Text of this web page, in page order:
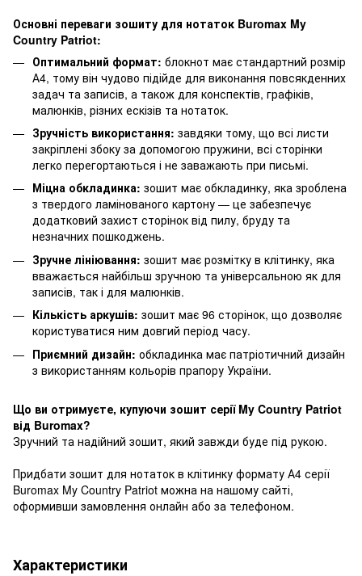
Основні переваги зошиту для нотаток Buromax My
Country Patriot:
Оптимальний формат: блокнот має стандартний розмір
А4, тому він чудово підійде для виконання повсякденних
задач та записів, а також для конспектів, графіків,
малюнків, різних ескізів та нотаток.
Зручність використання: завдяки тому, що всі листи
закріплені збоку за допомогою пружини, всі сторінки
легко перегортаються і не заважають при письмі.
Міцна обкладинка: зошит має обкладинку, яка зроблена
з твердого ламінованого картону — це забезпечує
додатковий захист сторінок від пилу, бруду та
незначних пошкоджень.
Зручне лініювання: зошит має розмітку в клітинку, яка
вважається найбільш зручною та універсальною як для
записів, так і для малюнків.
Кількість аркушів: зошит має 96 сторінок, що дозволяє
користуватися ним довгий період часу.
Приємний дизайн: обкладинка має патріотичний дизайн
з використанням кольорів прапору України.
Що ви отримуєте, купуючи зошит серії My Country Patriot
від Buromax?
Зручний та надійний зошит, який завжди буде під рукою.
Придбати зошит для нотаток в клітинку формату А4 серії
Buromax My Country Patriot можна на нашому сайті,
оформивши замовлення онлайн або за телефоном.
Характеристики